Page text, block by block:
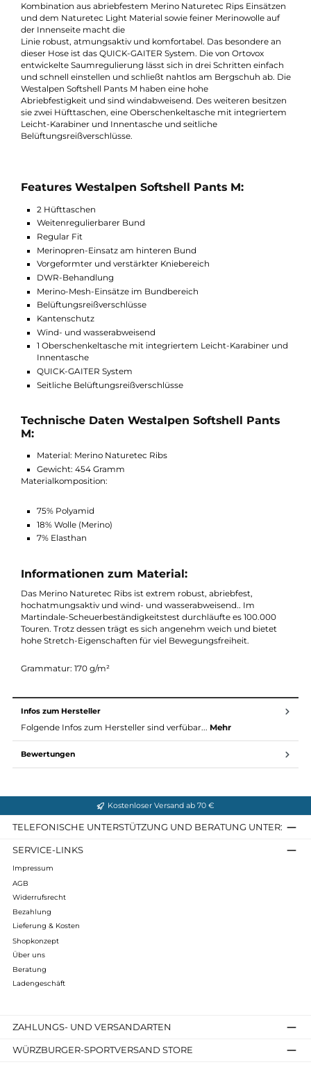
Beschreibung
Die Westalpen Softshell Pants M für Herren von Ortovox sind
Leute, die auf Hochtour Kleidung brauchen, die
ist und auf die man sich verlassen kann. Dank der DWR-
Behandlung perlt Wasser und Schmutz einfach ab. Die
Kombination aus abriebfestem Merino Naturetec Rips
und dem Naturetec Light Material sowie feiner Merinowolle auf
der Innenseite macht die
Linie robust, atmungsaktiv und komfortabel. Das besondere
Westalpen Softshell Pants M haben eine hohe
sie zwei Hüfttaschen, eine Oberschenkeltasche mit
Leicht-Karabiner und Innentasche und seitliche
Belüftungsreißverschlüsse.
Features Westalpen Softshell Pants M:
2 Hüfttaschen
Weitenregulierbarer Bund
Regular Fit
Vorgeformter und verstärkter Kniebereich
Belüftungsreißverschlüsse
Wind- und wasserabweisend
1 Oberschenkeltasche mit integriertem Leicht-Karabiner
Innentasche
Seitliche Belüftungsreißverschlüsse
M:
Material: Merino Naturetec Ribs
Gewicht: 454 Gramm
Materialkomposition:
18% Wolle (Merino)
Informationen zum Material:
hochatmungsaktiv und wind- und wasserabweisend.. Im
hohe Stretch-Eigenschaften für viel Bewegungsfreiheit.
Grammatur: 170 g/m²
Folgende Infos zum Hersteller sind verfübar...
Bewertungen
SERVICE-LINKS
Impressum